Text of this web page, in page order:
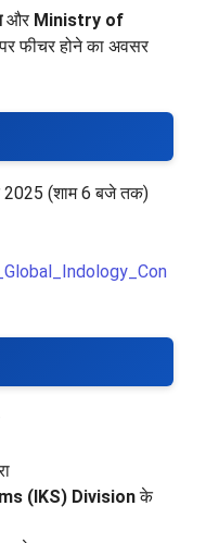
और Ministry of
फीचर होने का अवसर
2025 (शाम 6 बजे तक)
(IKS) Divisionके